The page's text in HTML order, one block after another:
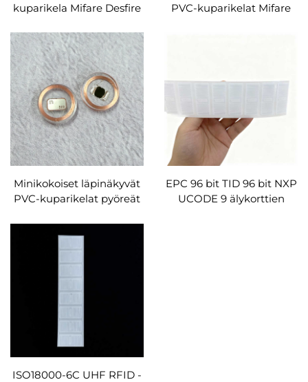
kuparikela Mifare Desfire
merkkitagien kiekot
PVC-kuparikelat Mifare
Minikokoiset läpinäkyvät
PVC-kuparikelat pyöreät
EPC 96 bit TID 96 bit NXP
UCODE 9 älykorttien
ISO18000-6C UHF RFID -